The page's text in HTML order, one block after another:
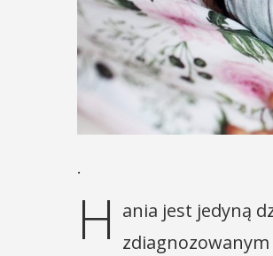
.
H ania jest jedyną
zdiagnozowanym